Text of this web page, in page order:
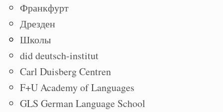
Франкфурт
Дрезден
Школы
did deutsch-institut
Carl Duisberg Centren
F+U Academy of Languages
GLS German Language School